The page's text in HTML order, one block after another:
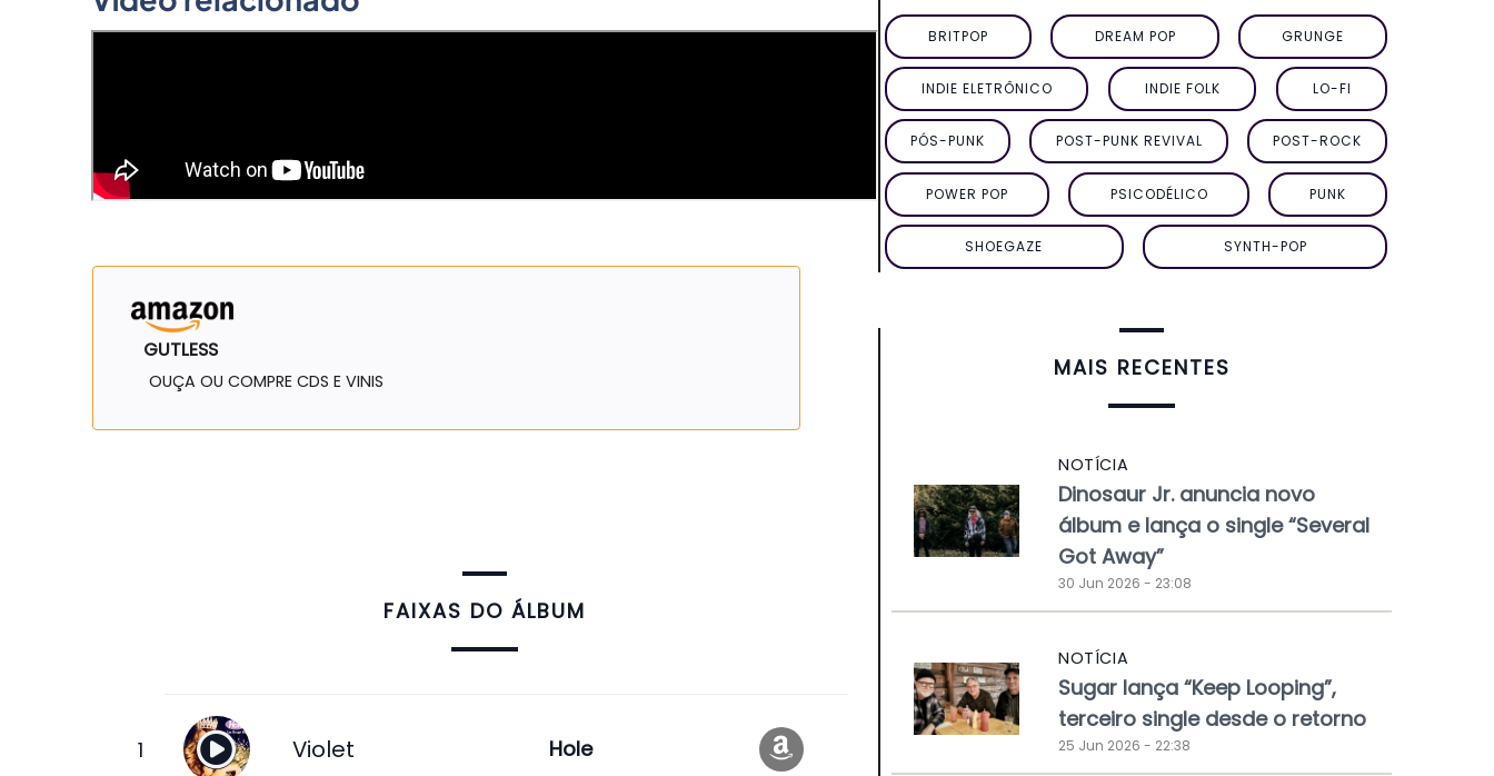
GUTLESS
OUÇA OU COMPRE CDS E VINIS
FAIXAS DO ÁLBUM
Violet Hole
BRITPOP DREAM POP GRUNGE
INDIE ELETRÔNICO INDIE FOLK LO-FI
PÓS-PUNK POST-PUNK REVIVAL POST-ROCK
POWER POP PSICODÉLICO PUNK
SHOEGAZE SYNTH-POP
MAIS RECENTES
NOTÍCIA
Dinosaur Jr. anuncia novo
álbum e lança o single “Several
Got Away”
30 Jun 2026 - 23:08
NOTÍCIA
Sugar lança “Keep Looping”,
terceiro single desde o retorno
25 Jun 2026 - 22:38